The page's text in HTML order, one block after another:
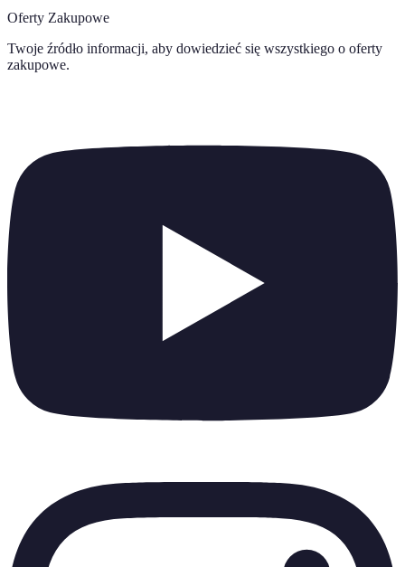
Oferty Zakupowe
Twoje źródło informacji, aby dowiedzieć się wszystkiego o oferty
zakupowe.